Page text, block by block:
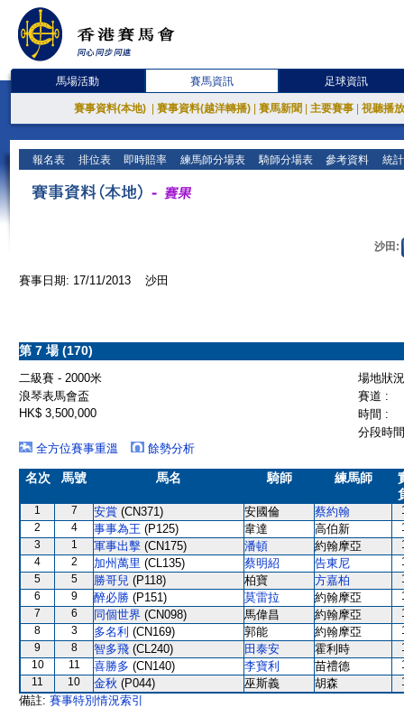
馬場活動 賽馬資訊 足球資訊
賽事資料(本地) 賽事資料(越洋轉播) 賽馬新聞 主要賽事 視聽播
報名表 排位表 即時賠率 練馬師分場表 騎師分場表 參考資料 統
沙田:
賽事日期: 17/11/2013 沙田
第 7 場 (170)
二級賽 - 2000米
場地狀
浪琴表馬會盃
賽道 :
HK$ 3,500,000
時間 :
分段時
全方位賽事重溫
餘勢分析
名次 馬號 馬名 騎師 練馬師
1 7 安賞 (CN371) 安國倫 蔡約翰
2
4 事事為王 (P125) 韋達 高伯新
3
1 軍事出擊 (CN175) 潘頓 約翰摩亞
4
2 加州萬里 (CL135) 蔡明紹 告東尼
5
5 勝哥兒 (P118) 柏寶 方嘉柏
6
9 醉必勝 (P151) 莫雷拉 約翰摩亞
7
6 同個世界 (CN098) 馬偉昌 約翰摩亞
8
3 多名利 (CN169) 郭能 約翰摩亞
9
8 智多飛 (CL240) 田泰安 霍利時
10
11 喜勝多 (CN140) 李寶利 苗禮德
11
10 金秋 (P044) 巫斯義 胡森
備註: 賽事特別情況索引